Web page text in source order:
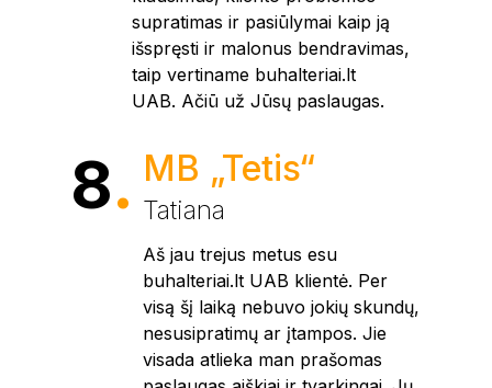
supratimas ir pasiūlymai kaip ją
išspręsti ir malonus bendravimas,
taip vertiname buhalteriai.lt
UAB. Ačiū už Jūsų paslaugas.
8. MB „Tetis“
Tatiana
Aš jau trejus metus esu
buhalteriai.lt UAB klientė. Per
visą šį laiką nebuvo jokių skundų,
nesusipratimų ar įtampos. Jie
visada atlieka man prašomas